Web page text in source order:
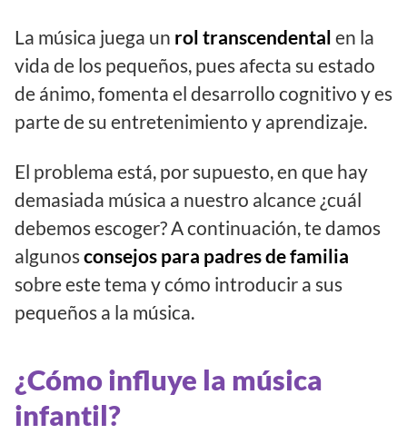
La música juega un rol transcendental en la
vida de los pequeños, pues afecta su estado
de ánimo, fomenta el desarrollo cognitivo y es
parte de su entretenimiento y aprendizaje.
El problema está, por supuesto, en que hay
demasiada música a nuestro alcance ¿cuál
debemos escoger? A continuación, te damos
algunosconsejos para padres de familia
sobre este tema y cómo introducir a sus
pequeños a la música.
¿Cómo influye la música
infantil?